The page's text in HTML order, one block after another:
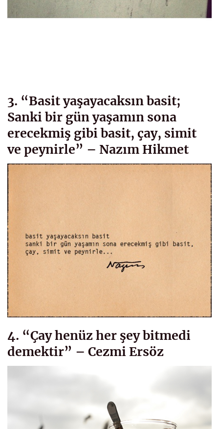
3. “Basit yaşayacaksın basit;
Sanki bir gün yaşamın sona
erecekmiş gibi basit, çay, simit
ve peynirle” – Nazım Hikmet
4. “Çay henüz her şey bitmedi
demektir” – Cezmi Ersöz